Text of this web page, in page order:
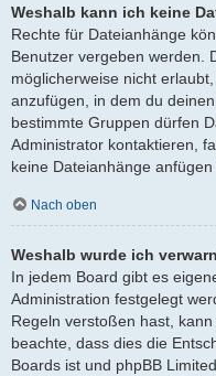
Weshalb kann ich keine
Rechte für Dateianhänge
Benutzer vergeben werden.
möglicherweise nicht
anzufügen, in dem du
bestimmte Gruppen dürfen
Administrator kontaktieren,
keine Dateianhänge anfügen
Nach oben
Weshalb wurde ich
In jedem Board gibt es
Administration festgelegt
Regeln verstoßen hast,
beachte, dass dies die
Boards ist und phpBB